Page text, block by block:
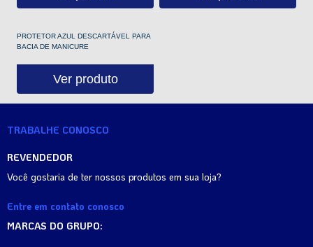
PROTETOR AZUL DESCARTÁVEL PARA
BACIA DE MANICURE
Ver produto
TRABALHE CONOSCO
REVENDEDOR
Você gostaria de ter nossos produtos em sua loja?
Entre em contato conosco
MARCAS DO GRUPO: